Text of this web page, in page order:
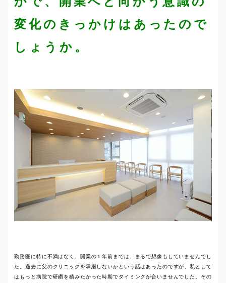
変化のきっかけはあったので
しょうか。
勤務医に特に不満はなく、開業の１年前までは、まるで想像もしていませんでし
た。過去に父のクリニックを承継しないかという話はあったのですが、私として
はもっと病院で研鑽を積みたかった時期でタイミングが合いませんでした。その